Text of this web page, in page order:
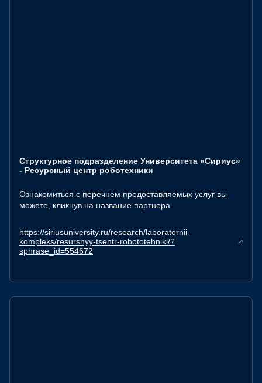
Структурное подразделение Университета «Сириус»
- Ресурсный центр роботехники
Ознакомиться с перечнем предоставляемых услуг вы
можете, кликнув на название партнера
https://siriusuniversity.ru/research/laboratornii-
kompleks/resursnyy-tsentr-robototehniki/?
sphrase_id=554672